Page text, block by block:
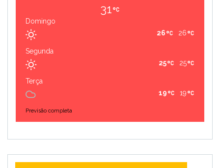
31
Domingo
26
26
Segunda
25
25
Terça
19
19
Previsão completa